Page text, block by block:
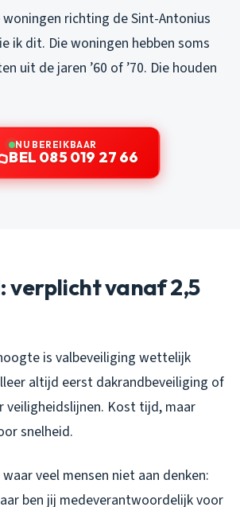
richting de Sint-Antonius
ik dit. Die woningen hebben soms
uit de jaren ’60 of ’70. Die houden
NU BEREIKBAAR
BEL 085 019 27 66
verplicht vanaf 2,5
is valbeveiliging wettelijk
altijd eerst dakrandbeveiliging of
veiligheidslijnen. Kost tijd, maar
snelheid.
veel mensen niet aan denken:
ben jij medeverantwoordelijk voor